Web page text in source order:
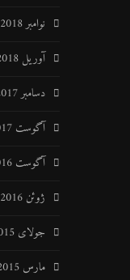
نوامبر 2018
آوریل 2018
دسامبر 2017
آگوست 2017
آگوست 2016
ژوئن 2016
جولای 2015
مارس 2015